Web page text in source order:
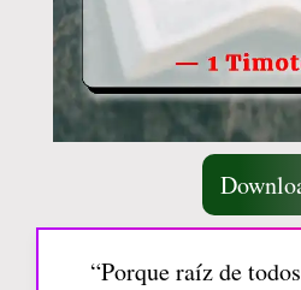
“Porque raíz de